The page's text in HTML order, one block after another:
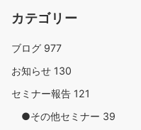
カテゴリー
ブログ 977
お知らせ 130
セミナー報告 121
●その他セミナー 39